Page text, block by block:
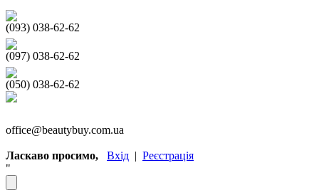
(093) 038-62-62
(097) 038-62-62
(050) 038-62-62
office@beautybuy.com.ua
Ласкаво просимо, Вхід | Реєстрація
"